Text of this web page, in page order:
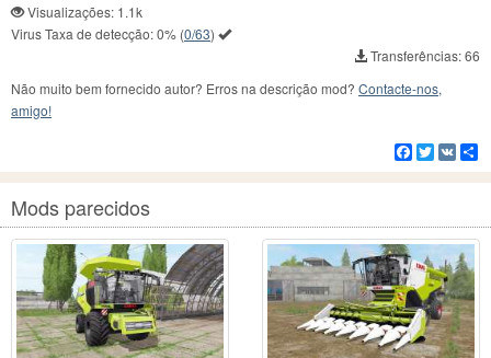
Visualizações: 1.1k
Virus Taxa de detecção:0% (0/63)
Transferências: 66
Não muito bem fornecido autor? Erros na descrição mod? Contacte-nos,
amigo!
Facebook
Twitter
VK
Mods parecidos